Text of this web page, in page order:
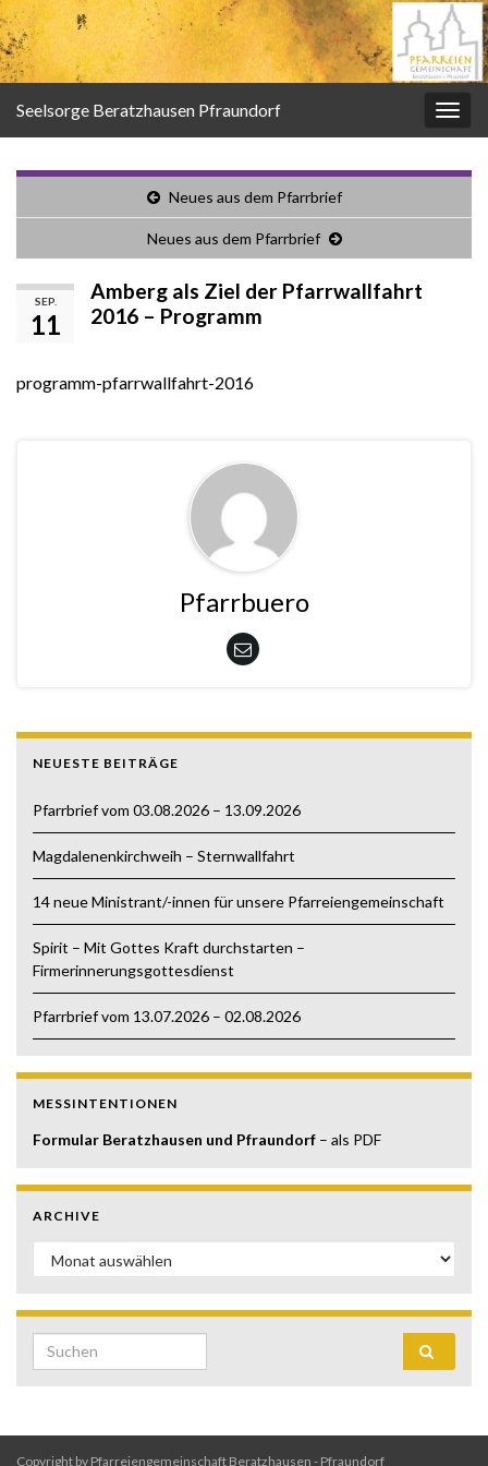
Seelsorge Beratzhausen Pfraundorf
Neues aus dem Pfarrbrief
Neues aus dem Pfarrbrief
SEP.
11
Amberg als Ziel der Pfarrwallfahrt
2016 – Programm
programm-pfarrwallfahrt-2016
Pfarrbuero
NEUESTE BEITRÄGE
Pfarrbrief vom 03.08.2026 – 13.09.2026
Magdalenenkirchweih – Sternwallfahrt
14 neue Ministrant/-innen für unsere Pfarreiengemeinschaft
Spirit – Mit Gottes Kraft durchstarten –
Firmerinnerungsgottesdienst
Pfarrbrief vom 13.07.2026 – 02.08.2026
MESSINTENTIONEN
Formular Beratzhausen und Pfraundorf – als PDF
ARCHIVE
Archive
Search for:
Copyright by Pfarreiengemeinschaft Beratzhausen - Pfraundorf